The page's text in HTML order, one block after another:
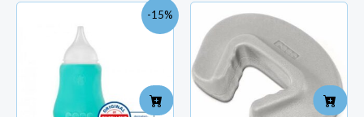
-15%
initial
était :
TND
27.000.
Le
prix
23.000.